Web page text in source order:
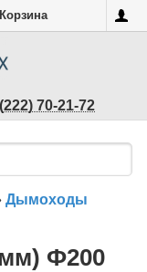
Корзина
70-21-72
Дымоходы
Ф200